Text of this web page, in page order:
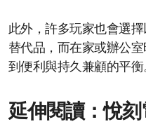
此外，許多玩家也會選
替代品，而在家或辦公
到便利與持久兼顧的平衡
延伸閱讀：悅